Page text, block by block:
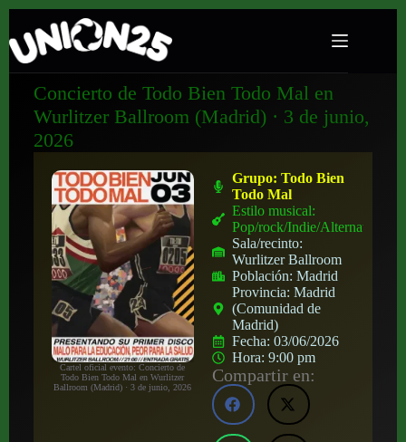
Concierto de Todo Bien Todo Mal en
Wurlitzer Ballroom (Madrid) · 3 de junio,
2026
Cartel oficial evento: Concierto de
Todo Bien Todo Mal en Wurlitzer
Ballroom (Madrid) · 3 de junio, 2026
Grupo:Todo Bien
Todo Mal
Estilo musical:
Pop/rock/Indie/Alternativo
Sala/recinto:
Wurlitzer Ballroom
Población:Madrid
Provincia:Madrid
(Comunidad de
Madrid)
Fecha:03/06/2026
Hora:9:00 pm
Compartir en: